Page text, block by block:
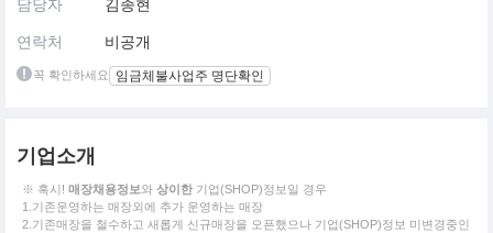
담당자 김종현
연락처 비공개
꼭 확인하세요 임금체불사업주 명단확인
기업소개
※ 혹시! 매장채용정보와 상이한 기업(SHOP)정보일 경우
1.기존운영하는 매장외에 추가 운영하는 매장
2.기존매장을 철수하고 새롭게 신규매장을 오픈했으나 기업(SHOP)정보 미변경중인